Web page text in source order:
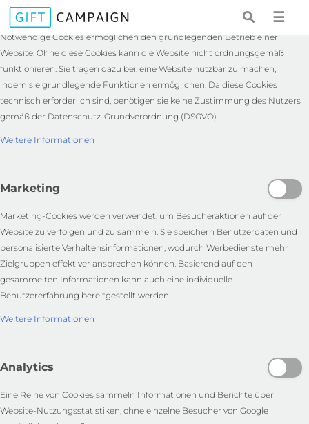
Notwendige
Notwendige Cookies ermöglichen den grundlegenden Betrieb einer
Website. Ohne diese Cookies kann die Website nicht ordnungsgemäß
funktionieren. Sie tragen dazu bei, eine Website nutzbar zu machen,
indem sie grundlegende Funktionen ermöglichen. Da diese Cookies
technisch erforderlich sind, benötigen sie keine Zustimmung des Nutzers
gemäß der Datenschutz-Grundverordnung (DSGVO).
Weitere Informationen
Marketing
Marketing-Cookies werden verwendet, um Besucheraktionen auf der
Website zu verfolgen und zu sammeln. Sie speichern Benutzerdaten und
personalisierte Verhaltensinformationen, wodurch Werbedienste mehr
Zielgruppen effektiver ansprechen können. Basierend auf den
gesammelten Informationen kann auch eine individuelle
Benutzererfahrung bereitgestellt werden.
Weitere Informationen
Analytics
Eine Reihe von Cookies sammeln Informationen und Berichte über
Website-Nutzungsstatistiken, ohne einzelne Besucher von Google
☰